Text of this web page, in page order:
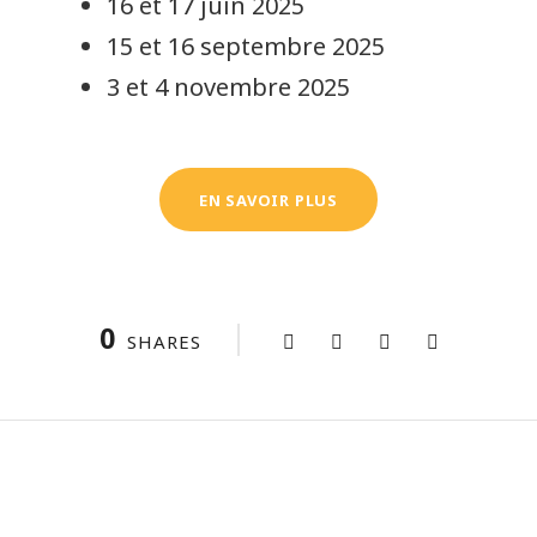
15 et 16 septembre 2025
3 et 4 novembre 2025
EN SAVOIR PLUS
0 SHARES